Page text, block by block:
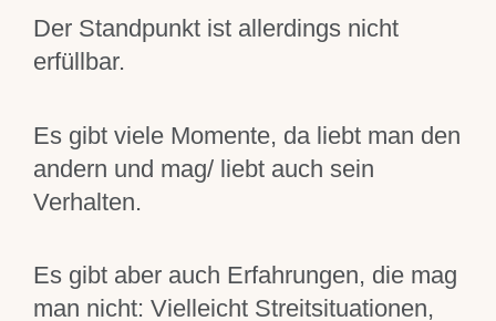
Der Standpunkt ist allerdings nicht
erfüllbar.
Es gibt viele Momente, da liebt man den
andern und mag/ liebt auch sein
Verhalten.
Es gibt aber auch Erfahrungen, die mag
man nicht: Vielleicht Streitsituationen,